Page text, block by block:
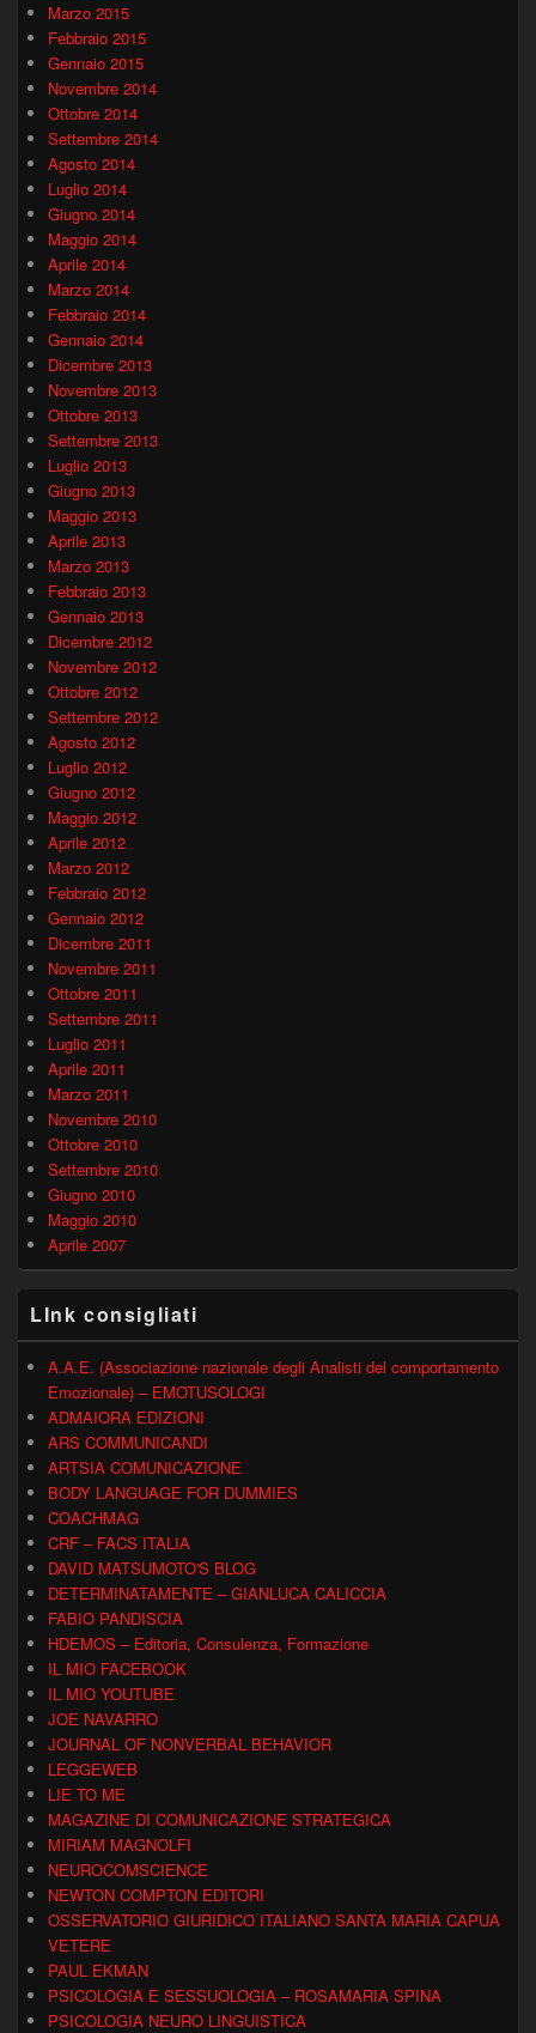
Marzo 2015
Febbraio 2015
Gennaio 2015
Novembre 2014
Ottobre 2014
Settembre 2014
Agosto 2014
Luglio 2014
Giugno 2014
Maggio 2014
Aprile 2014
Marzo 2014
Febbraio 2014
Gennaio 2014
Dicembre 2013
Novembre 2013
Ottobre 2013
Settembre 2013
Luglio 2013
Giugno 2013
Maggio 2013
Aprile 2013
Marzo 2013
Febbraio 2013
Gennaio 2013
Dicembre 2012
Novembre 2012
Ottobre 2012
Settembre 2012
Agosto 2012
Luglio 2012
Giugno 2012
Maggio 2012
Aprile 2012
Marzo 2012
Febbraio 2012
Gennaio 2012
Dicembre 2011
Novembre 2011
Ottobre 2011
Settembre 2011
Luglio 2011
Aprile 2011
Marzo 2011
Novembre 2010
Ottobre 2010
Settembre 2010
Giugno 2010
Maggio 2010
Aprile 2007
LInk consigliati
A.A.E. (Associazione nazionale degli Analisti del comportamento
Emozionale) – EMOTUSOLOGI
ADMAIORA EDIZIONI
ARS COMMUNICANDI
ARTSIA COMUNICAZIONE
BODY LANGUAGE FOR DUMMIES
COACHMAG
CRF – FACS ITALIA
DAVID MATSUMOTO'S BLOG
DETERMINATAMENTE – GIANLUCA CALICCIA
FABIO PANDISCIA
HDEMOS – Editoria, Consulenza, Formazione
IL MIO FACEBOOK
IL MIO YOUTUBE
JOE NAVARRO
JOURNAL OF NONVERBAL BEHAVIOR
LEGGEWEB
LIE TO ME
MAGAZINE DI COMUNICAZIONE STRATEGICA
MIRIAM MAGNOLFI
NEUROCOMSCIENCE
NEWTON COMPTON EDITORI
OSSERVATORIO GIURIDICO ITALIANO SANTA MARIA CAPUA
VETERE
PAUL EKMAN
PSICOLOGIA E SESSUOLOGIA – ROSAMARIA SPINA
PSICOLOGIA NEURO LINGUISTICA